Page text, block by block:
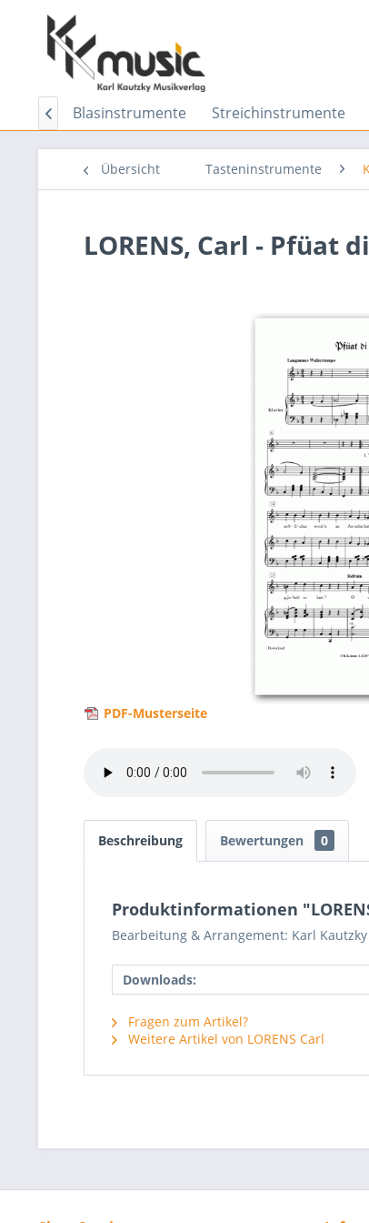
Blasinstrumente Streichinstrumente

Übersicht Tasteninstrumente
LORENS, Carl - Pfüat
PDF-Musterseite
Beschreibung Bewertungen 0
Produktinformationen
Bearbeitung & Arrangement: Karl Kautzky
Downloads:
Fragen zum Artikel?
Weitere Artikel von LORENS Carl